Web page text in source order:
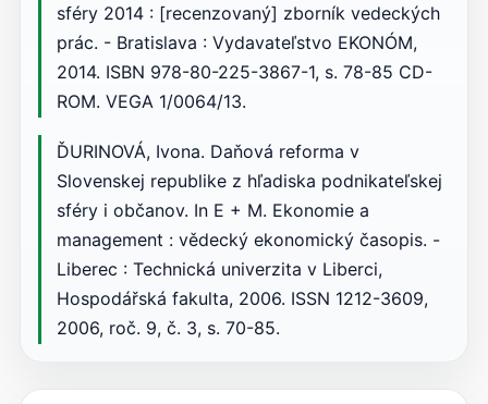
sféry 2014 : [recenzovaný] zborník vedeckých
prác. - Bratislava : Vydavateľstvo EKONÓM,
2014. ISBN 978-80-225-3867-1, s. 78-85 CD-
ROM. VEGA 1/0064/13.
ĎURINOVÁ, Ivona. Daňová reforma v
Slovenskej republike z hľadiska podnikateľskej
sféry i občanov. In E + M. Ekonomie a
management : vědecký ekonomický časopis. -
Liberec : Technická univerzita v Liberci,
Hospodářská fakulta, 2006. ISSN 1212-3609,
2006, roč. 9, č. 3, s. 70-85.